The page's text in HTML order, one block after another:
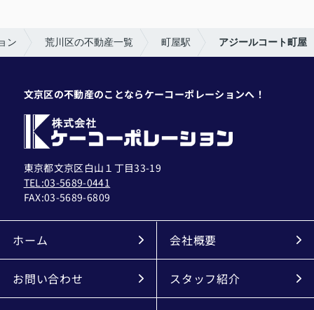
ン 荒川区の不動産一覧 町屋駅 アジールコート町屋
文京区の不動産のことならケーコーポレーションへ！
東京都文京区白山１丁目33-19
TEL:03-5689-0441
FAX:03-5689-6809
ホーム 会社概要
お問い合わせ スタッフ紹介